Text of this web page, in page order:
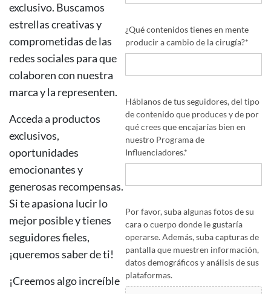
exclusivo. Buscamos
estrellas creativas y
comprometidas de las
redes sociales para que
colaboren con nuestra
marca y la representen.
Acceda a productos
exclusivos,
oportunidades
emocionantes y
generosas recompensas.
Si te apasiona lucir lo
mejor posible y tienes
seguidores fieles,
¡queremos saber de ti!
¡Creemos algo increíble
¿Qué contenidos tienes en mente
producir a cambio de la cirugía?*
Háblanos de tus seguidores, del tipo
de contenido que produces y de por
qué crees que encajarías bien en
nuestro Programa de
Influenciadores.*
Por favor, suba algunas fotos de su
cara o cuerpo donde le gustaría
operarse. Además, suba capturas de
pantalla que muestren información,
datos demográficos y análisis de sus
plataformas.